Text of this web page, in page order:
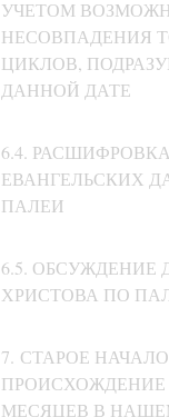
УЧЕТОМ
НЕСОВПАДЕНИЯ
ЦИКЛОВ,
ДАННОЙ ДАТЕ
6.4.
ЕВАНГЕЛЬСКИХ
ПАЛЕИ
6.5. ОБСУЖДЕНИЕ
ХРИСТОВА ПО
7. СТАРОЕ
МЕСЯЦЕВ В